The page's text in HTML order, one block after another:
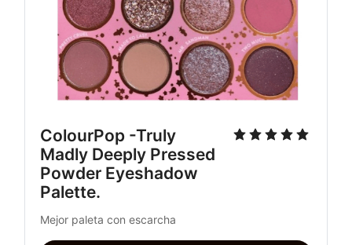
ColourPop -Truly
Madly Deeply Pressed
Powder Eyeshadow
Palette.
Mejor paleta con escarcha